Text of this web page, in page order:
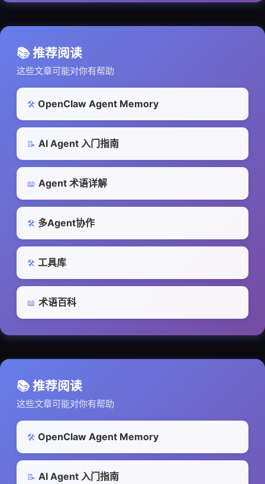
📚 推荐阅读
这些文章可能对你有帮助
🛠️ OpenClaw Agent Memory
📝 AI Agent 入门指南
📖 Agent 术语详解
🛠️ 多Agent协作
🛠️ 工具库
📖 术语百科
📚 推荐阅读
这些文章可能对你有帮助
🛠️ OpenClaw Agent Memory
📝 AI Agent 入门指南